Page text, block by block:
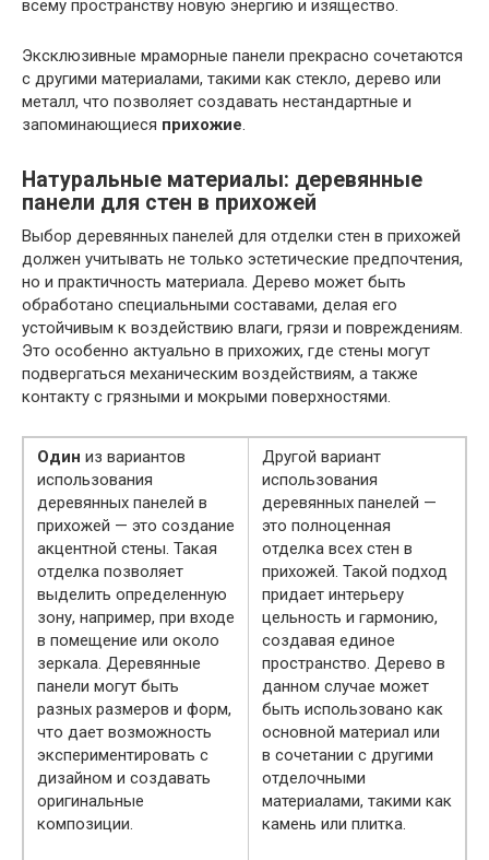
всему пространству новую энергию и изящество.
Эксклюзивные мраморные панели прекрасно сочетаются
с другими материалами, такими как стекло, дерево или
металл, что позволяет создавать нестандартные и
запоминающиеся прихожие.
Натуральные материалы: деревянные
панели для стен в прихожей
Выбор деревянных панелей для отделки стен в прихожей
должен учитывать не только эстетические предпочтения,
но и практичность материала. Дерево может быть
обработано специальными составами, делая его
устойчивым к воздействию влаги, грязи и повреждениям.
Это особенно актуально в прихожих, где стены могут
подвергаться механическим воздействиям, а также
контакту с грязными и мокрыми поверхностями.
Один из вариантов
использования
деревянных панелей в
прихожей — это создание
акцентной стены. Такая
отделка позволяет
выделить определенную
зону, например, при входе
в помещение или около
зеркала. Деревянные
панели могут быть
разных размеров и форм,
что дает возможность
экспериментировать с
дизайном и создавать
оригинальные
композиции.
Другой вариант
использования
деревянных панелей —
это полноценная
отделка всех стен в
прихожей. Такой подход
придает интерьеру
цельность и гармонию,
создавая единое
пространство. Дерево в
данном случае может
быть использовано как
основной материал или
в сочетании с другими
отделочными
материалами, такими как
камень или плитка.